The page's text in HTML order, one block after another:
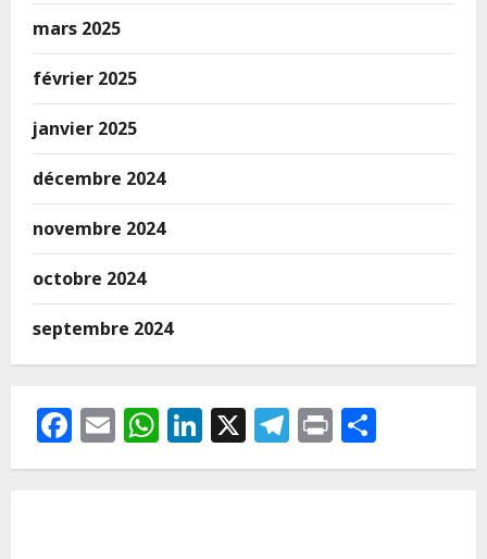
mars 2025
février 2025
janvier 2025
décembre 2024
novembre 2024
octobre 2024
septembre 2024
Facebook
EmailWhatsApp
LinkedIn
X Telegram
Print